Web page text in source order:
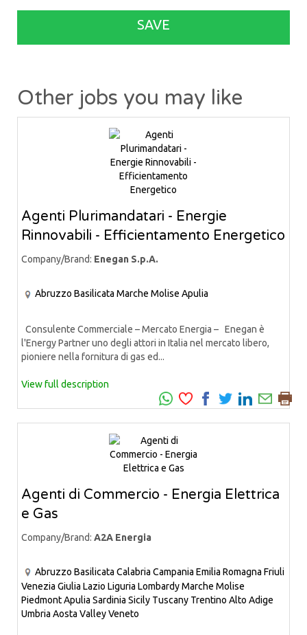
SAVE
Other jobs you may like
Agenti Plurimandatari - Energie
Rinnovabili - Efficientamento Energetico
Company/Brand: Enegan S.p.A.
Abruzzo Basilicata Marche Molise Apulia
Consulente Commerciale – Mercato Energia – Enegan è
l'Energy Partner uno degli attori in Italia nel mercato libero,
pioniere nella fornitura di gas ed...
View full description
Agenti di Commercio - Energia Elettrica
e Gas
Company/Brand: A2A Energia
Abruzzo Basilicata Calabria Campania Emilia Romagna Friuli
Venezia Giulia Lazio Liguria LombardyMarche Molise
PiedmontApulia Sardinia Sicily Tuscany Trentino Alto Adige
Umbria Aosta ValleyVeneto